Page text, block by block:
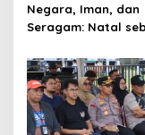
Negara, Iman, dan
Seragam: Natal